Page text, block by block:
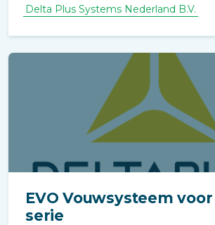
Delta Plus Systems Nederland B.V.
EVO Vouwsysteem voor
serie